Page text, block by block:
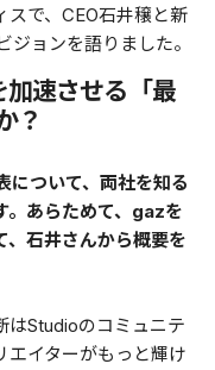
で、CEO石井穣と新
ョンを語りました。
速させる「最
？
ついて、両社を知る
。あらためて、gazを
、石井さんから概要を
はStudioのコミュニテ
エイターがもっと輝け